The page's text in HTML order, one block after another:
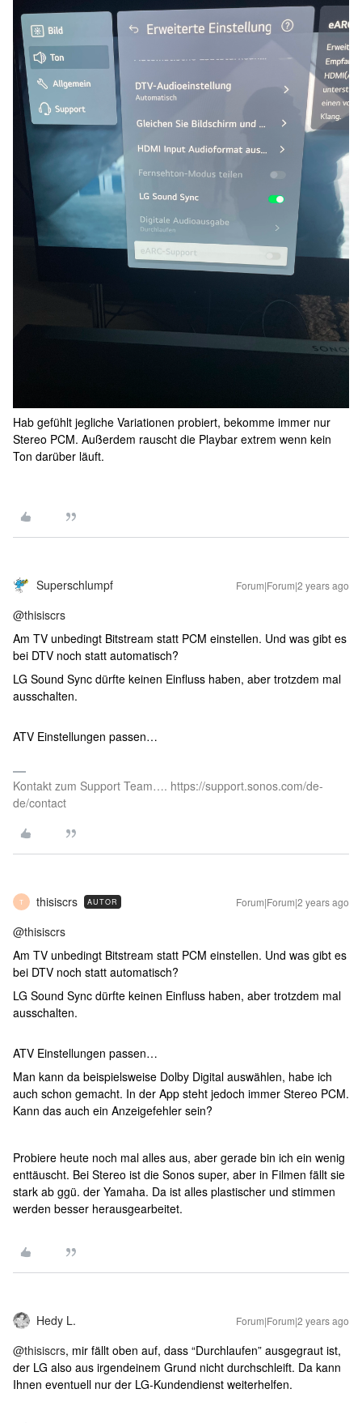
Hab gefühlt jegliche Variationen probiert, bekomme immer nur
Stereo PCM. Außerdem rauscht die Playbar extrem wenn kein
Ton darüber läuft.
Superschlumpf Forum|Forum|2 years ago
@thisiscrs
Am TV unbedingt Bitstream statt PCM einstellen. Und was gibt es
bei DTV noch statt automatisch?
LG Sound Sync dürfte keinen Einfluss haben, aber trotzdem mal
ausschalten.
ATV Einstellungen passen…
Kontakt zum Support Team…. https://support.sonos.com/de-
de/contact
T thisiscrs AUTOR Forum|Forum|2 years ago
@thisiscrs
Am TV unbedingt Bitstream statt PCM einstellen. Und was gibt es
bei DTV noch statt automatisch?
LG Sound Sync dürfte keinen Einfluss haben, aber trotzdem mal
ausschalten.
ATV Einstellungen passen…
Man kann da beispielsweise Dolby Digital auswählen, habe ich
auch schon gemacht. In der App steht jedoch immer Stereo PCM.
Kann das auch ein Anzeigefehler sein?
Probiere heute noch mal alles aus, aber gerade bin ich ein wenig
enttäuscht. Bei Stereo ist die Sonos super, aber in Filmen fällt sie
stark ab ggü. der Yamaha. Da ist alles plastischer und stimmen
werden besser herausgearbeitet.
Hedy L. Forum|Forum|2 years ago
@thisiscrs, mir fällt oben auf, dass “Durchlaufen” ausgegraut ist,
der LG also aus irgendeinem Grund nicht durchschleift. Da kann
Ihnen eventuell nur der LG-Kundendienst weiterhelfen.